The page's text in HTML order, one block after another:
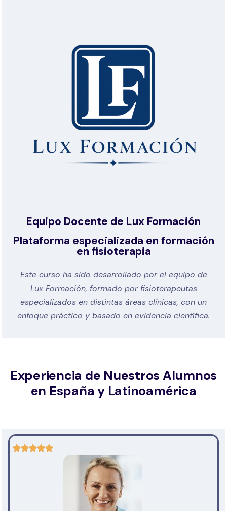
Equipo Docente de Lux Formación
Plataforma especializada en formación
en fisioterapia
Este curso ha sido desarrollado por el equipo de
Lux Formación, formado por fisioterapeutas
especializados en distintas áreas clínicas, con un
enfoque práctico y basado en evidencia científica.
Experiencia de Nuestros Alumnos
en España y Latinoamérica